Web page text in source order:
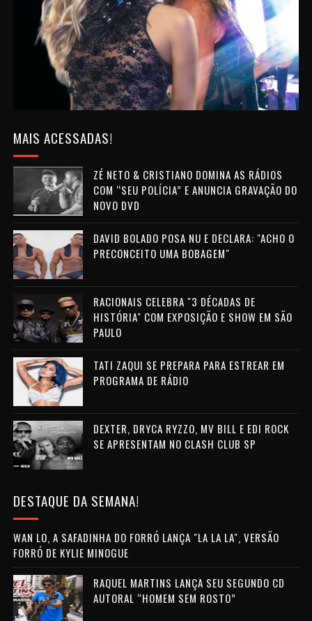
MAIS ACESSADAS!
ZÉ NETO & CRISTIANO DOMINA AS RÁDIOS
COM “SEU POLÍCIA” E ANUNCIA GRAVAÇÃO DO
NOVO DVD
DAVID BOLADO POSA NU E DECLARA: "ACHO O
PRECONCEITO UMA BOBAGEM"
RACIONAIS CELEBRA "3 DÉCADAS DE
HISTÓRIA" COM EXPOSIÇÃO E SHOW EM SÃO
PAULO
TATI ZAQUI SE PREPARA PARA ESTREAR EM
PROGRAMA DE RÁDIO
DEXTER, DRYCA RYZZO, MV BILL E EDI ROCK
SE APRESENTAM NO CLASH CLUB SP
DESTAQUE DA SEMANA!
WAN LO, A SAFADINHA DO FORRÓ LANÇA "LA LA LA", VERSÃO
FORRÓ DE KYLIE MINOGUE
RAQUEL MARTINS LANÇA SEU SEGUNDO CD
AUTORAL “HOMEM SEM ROSTO”